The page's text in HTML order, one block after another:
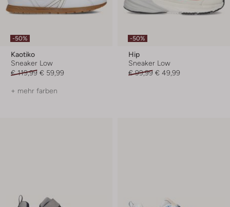
-50%
Kaotiko
Sneaker Low
€ 119,99 € 59,99
+ mehr farben
-50%
Hip
Sneaker Low
€ 99,99 € 49,99